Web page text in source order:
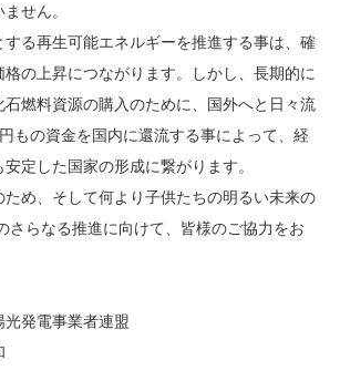
せん。
する再生可能エネルギーを推進する事は、確
の上昇につながります。しかし、長期的に
石燃料資源の購入のために、国外へと日々流
もの資金を国内に還流する事によって、経
定した国家の形成に繋がります。
ため、そして何より子供たちの明るい未来の
さらなる推進に向けて、皆様のご協力をお
発電事業者連盟